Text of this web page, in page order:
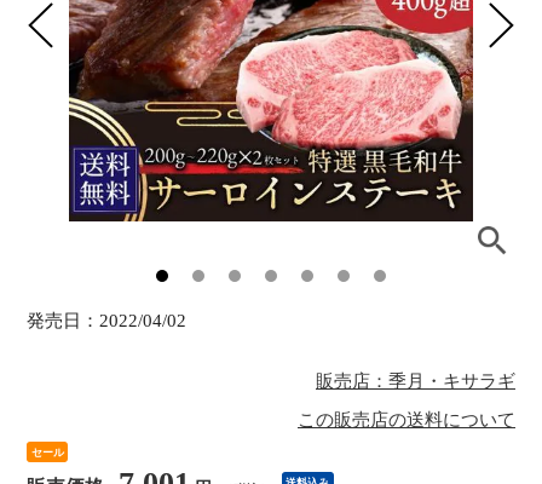
発売日： 2022/04/02
販売店：季月・キサラギ
この販売店の送料について
セール